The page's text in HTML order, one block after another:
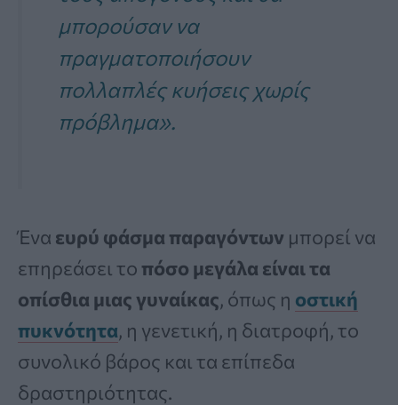
μπορούσαν να
πραγματοποιήσουν
πολλαπλές κυήσεις χωρίς
πρόβλημα».
Ένα ευρύ φάσμα παραγόντων μπορεί να
επηρεάσει το πόσο μεγάλα είναι τα
οπίσθια μιας γυναίκας, όπως η οστική
πυκνότητα, η γενετική, η διατροφή, το
συνολικό βάρος και τα επίπεδα
δραστηριότητας.